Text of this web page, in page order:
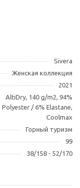
Sivera
Женская коллекция
2021
AltiDry, 140 g/m2, 94%
Polyester / 6% Elastane,
Coolmax
Горный туризм
99
38/158 - 52/170